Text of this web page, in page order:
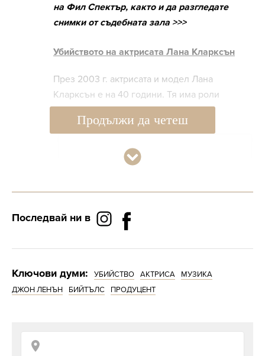
на Фил Спектър, както и да разгледате
снимки от съдебната зала >>>
Убийството на актрисата Лана Кларксън
През 2003 г. актрисата и модел Лана
Кларксън е на 40 години. Тя има роли
предимно в телевизията.
Продължи да четеш
Последвай ни в
Ключови думи: УБИЙСТВО АКТРИСА
МУЗИКА
ДЖОН ЛЕНЪН
БИЙТЪЛС ПРОДУЦЕНТ